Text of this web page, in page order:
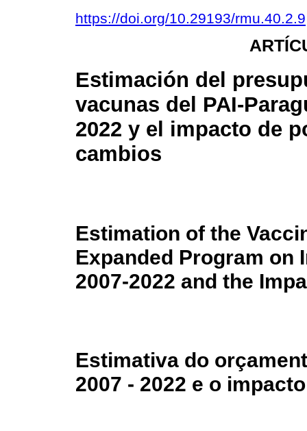
https://doi.org/10.29193/rmu.40.2.9
Estimación del
vacunas del PAI-
2022 y el impacto de
cambios
Estimation of the
Expanded Program on
2007-2022 and the
Estimativa do
2007 - 2022 e o